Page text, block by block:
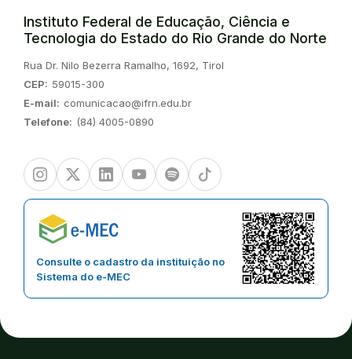
Instituto Federal de Educação, Ciência e
Tecnologia do Estado do Rio Grande do Norte
Endereço:
Rua Dr. Nilo Bezerra Ramalho, 1692, Tirol
CEP: 59015-300
E-mail: comunicacao@ifrn.edu.br
Telefone: (84) 4005-0890
InstagramTwitter/XLinkedinYoutubeSpotify TikTok
Consulte o cadastro da instituição no
Sistema do e-MEC